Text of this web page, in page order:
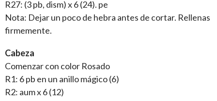
R27: (3 pb, dism) x 6 (24). pe
Nota: Dejar un poco de hebra antes de cortar. Rellenas
firmemente.
Cabeza
Comenzar con color Rosado
R1: 6 pb en un anillo mágico (6)
R2: aum x 6 (12)